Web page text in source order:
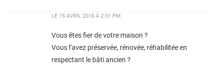
LE 15 AVRIL 2016 À 2:51 PM
Vous êtes fier de votre maison ?
Vous l’avez préservée, rénovée, réhabilitée en
respectant le bâti ancien ?